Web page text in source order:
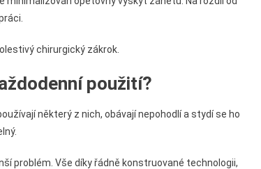
chirurgický zákrok.
použití?
některý z nich, obávají nepohodlí a stydí se ho
problém. Vše díky řádně konstruované technologii,